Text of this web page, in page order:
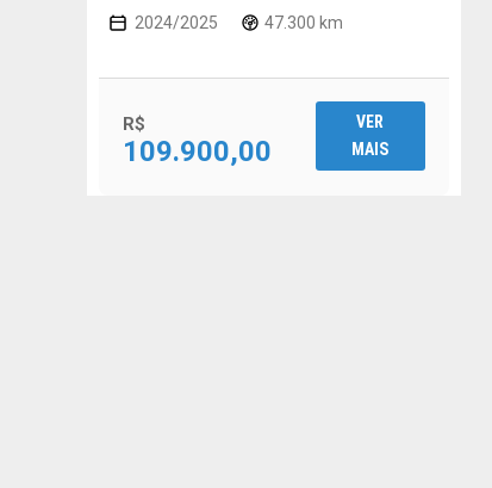
2024/2025 47.300 km
R$
109.900,00
VER
MAIS